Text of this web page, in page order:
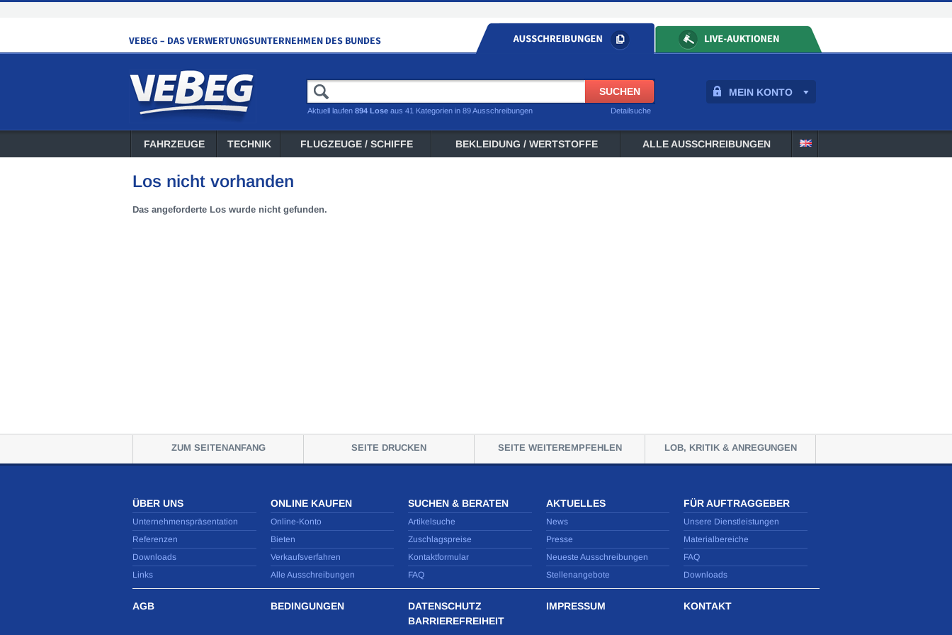
MEIN KONTO
Detailsuche
Aktuell laufen 894 Lose aus 41 Kategorien in 89 Ausschreibungen
FAHRZEUGE TECHNIK FLUGZEUGE / SCHIFFE BEKLEIDUNG / WERTSTOFFE ALLE AUSSCHREIBUNGEN
Los nicht vorhanden
Das angeforderte Los wurde nicht gefunden.
ZUM SEITENANFANG SEITE DRUCKEN SEITE WEITEREMPFEHLEN LOB, KRITIK & ANREGUNGEN
ÜBER UNS
Unternehmenspräsentation
Referenzen
Downloads
Links
ONLINE KAUFEN
Online-Konto
Bieten
Verkaufsverfahren
Alle Ausschreibungen
SUCHEN & BERATEN
Artikelsuche
Zuschlagspreise
Kontaktformular
FAQ
AKTUELLES
News
Presse
Neueste Ausschreibungen
Stellenangebote
FÜR AUFTRAGGEBER
Unsere Dienstleistungen
Materialbereiche
FAQ
Downloads
AGB BEDINGUNGEN
DATENSCHUTZ
BARRIEREFREIHEIT
IMPRESSUM KONTAKT